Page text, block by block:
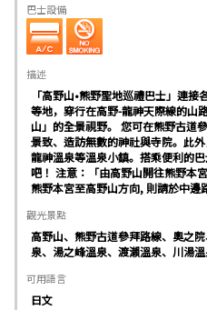
巴士設備
描述
「高野山•熊野聖地巡禮巴士」連
等地，穿行在高野-龍神天際線的山
山」的全景視野。 您可在熊野古道
景致、造訪無數的神社與寺院。此
龍神溫泉等溫泉小鎮。搭乘便利的
吧！ 注意：「由高野山開往熊野本
熊野本宮至高野山方向, 則請於中邊
觀光景點
高野山、熊野古道參拜路線、奧之
泉、湯之峰溫泉、渡瀨溫泉、川湯
可用語言
日文